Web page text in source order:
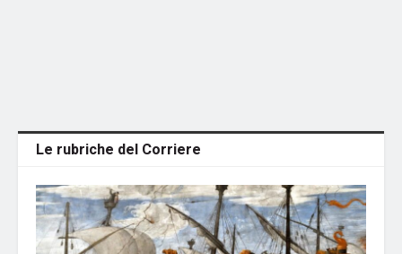
Le rubriche del Corriere